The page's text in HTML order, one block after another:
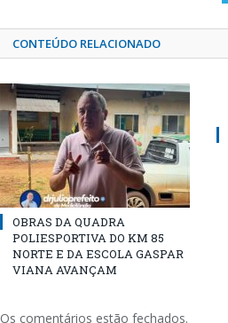
CONTEÚDO RELACIONADO
OBRAS DA QUADRA
POLIESPORTIVA DO KM 85
NORTE E DA ESCOLA GASPAR
VIANA AVANÇAM
Os comentários estão fechados.